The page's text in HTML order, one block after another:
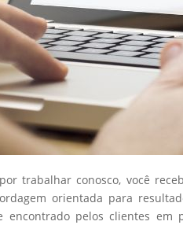
trabalhar conosco, você
orientada para
encontrado pelos clientes em